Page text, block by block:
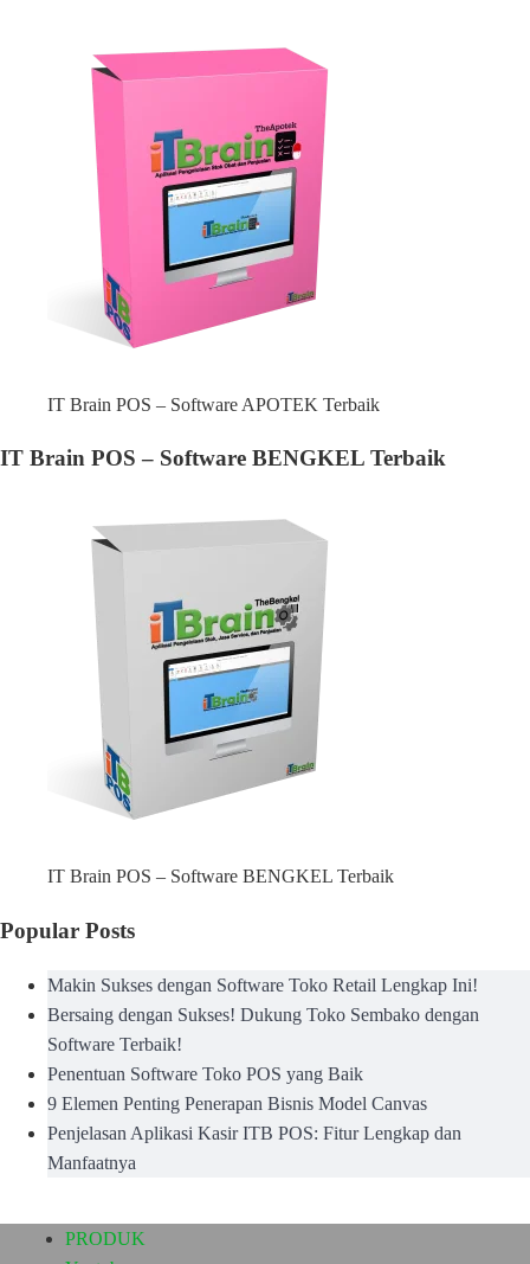
IT Brain POS – Software APOTEK Terbaik
IT Brain POS – Software BENGKEL Terbaik
IT Brain POS – Software BENGKEL Terbaik
Popular Posts
Makin Sukses dengan Software Toko Retail Lengkap Ini!
Bersaing dengan Sukses! Dukung Toko Sembako dengan
Software Terbaik!
Penentuan Software Toko POS yang Baik
9 Elemen Penting Penerapan Bisnis Model Canvas
Penjelasan Aplikasi Kasir ITB POS: Fitur Lengkap dan
Manfaatnya
PRODUK